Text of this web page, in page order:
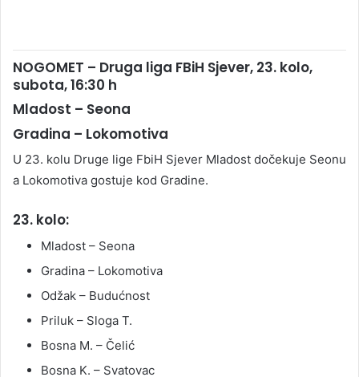
NOGOMET – Druga liga FBiH Sjever, 23. kolo,
subota, 16:30 h
Mladost – Seona
Gradina – Lokomotiva
U 23. kolu Druge lige FbiH Sjever Mladost dočekuje Seonu
a Lokomotiva gostuje kod Gradine.
23. kolo:
Mladost – Seona
Gradina – Lokomotiva
Odžak – Budućnost
Priluk – Sloga T.
Bosna M. – Čelić
Bosna K. – Svatovac